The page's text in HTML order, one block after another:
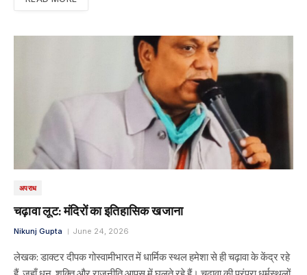
अपराध
चढ़ावा लूट: मंदिरों का इतिहासिक खजाना
Nikunj Gupta June 24, 2026
लेखक: डाक्टर दीपक गोस्वामीभारत में धार्मिक स्थल हमेशा से ही चढ़ावा के केंद्र रहे